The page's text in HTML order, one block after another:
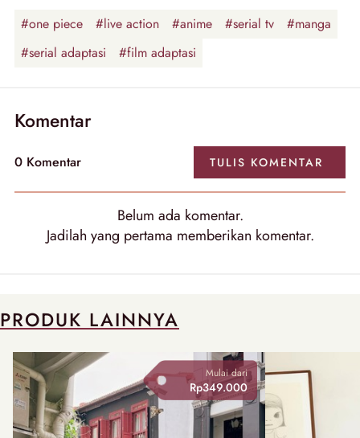
#one piece #live action #anime #serial tv
#manga
#serial adaptasi
#film adaptasi
Komentar
0 Komentar TULIS KOMENTAR
Belum ada komentar.
Jadilah yang pertama memberikan komentar.
PRODUK LAINNYA
Mulai dari
Rp349.000